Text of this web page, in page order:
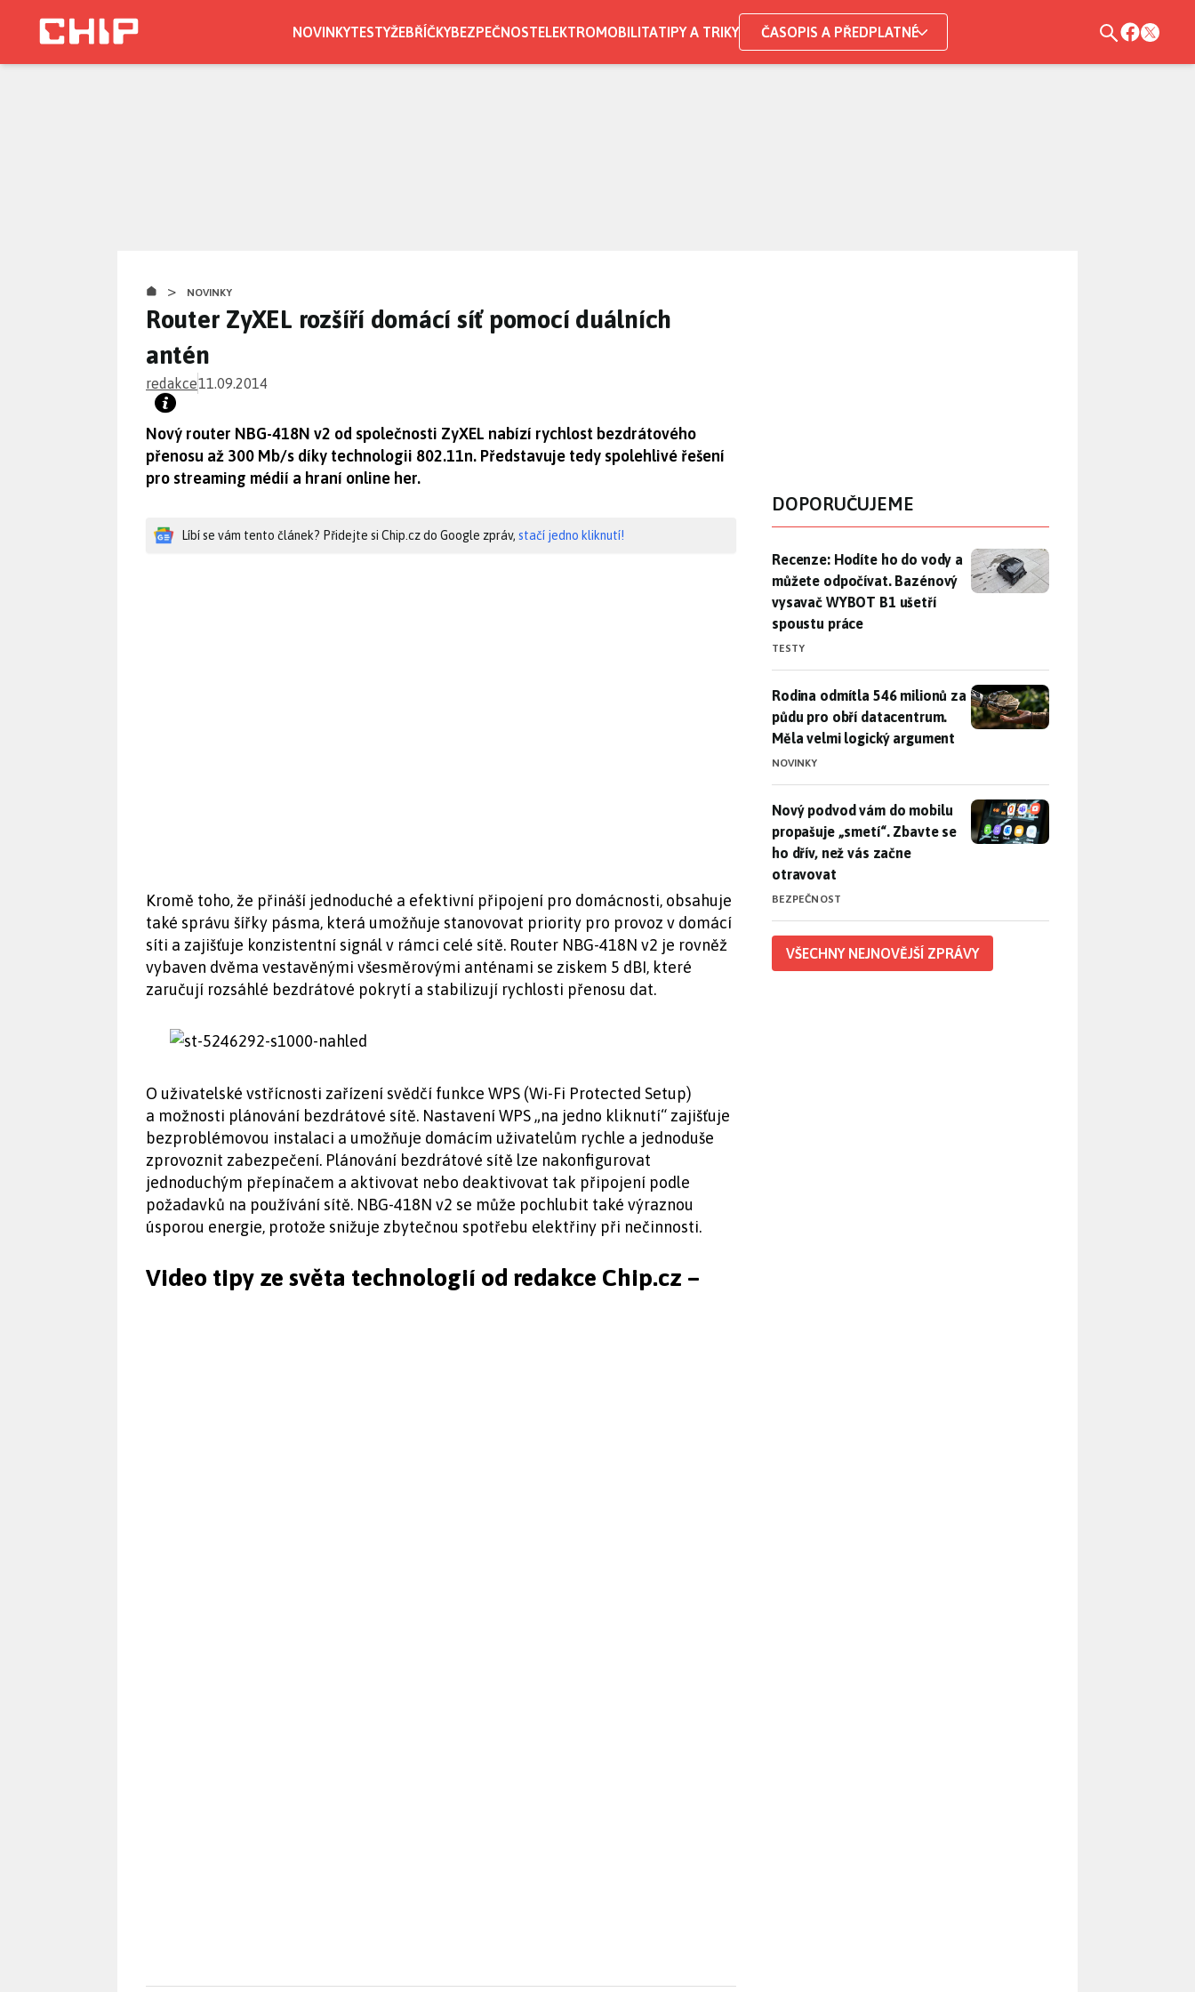
NOVINKYTESTYŽEBŘÍČKYBEZPEČNOSTELEKTROMOBILITATIPY A TRIKY ČASOPIS A PŘEDPLATNÉ
> NOVINKY
Router ZyXEL rozšíří domácí síť pomocí duálních
antén
redakce11.09.2014
Nový router NBG-418N v2 od společnosti ZyXEL nabízí rychlost bezdrátového
přenosu až 300 Mb/s díky technologii 802.11n. Představuje tedy spolehlivé řešení
pro streaming médií a hraní online her.
Líbí se vám tento článek? Přidejte si Chip.cz do Google zpráv, stačí jedno kliknutí!
Kromě toho, že přináší jednoduché a efektivní připojení pro domácnosti, obsahuje
také správu šířky pásma, která umožňuje stanovovat priority pro provoz v domácí
síti a zajišťuje konzistentní signál v rámci celé sítě. Router NBG-418N v2 je rovněž
vybaven dvěma vestavěnými všesměrovými anténami se ziskem 5 dBI, které
zaručují rozsáhlé bezdrátové pokrytí a stabilizují rychlosti přenosu dat.
O uživatelské vstřícnosti zařízení svědčí funkce WPS (Wi-Fi Protected Setup)
a možnosti plánování bezdrátové sítě. Nastavení WPS „na jedno kliknutí“ zajišťuje
bezproblémovou instalaci a umožňuje domácím uživatelům rychle a jednoduše
zprovoznit zabezpečení. Plánování bezdrátové sítě lze nakonfigurovat
jednoduchým přepínačem a aktivovat nebo deaktivovat tak připojení podle
požadavků na používání sítě. NBG-418N v2 se může pochlubit také výraznou
úsporou energie, protože snižuje zbytečnou spotřebu elektřiny při nečinnosti.
Video tipy ze světa technologií od redakce Chip.cz –
DOPORUČUJEME
Recenze: Hodíte ho do vody a můžete odpočívat. Bazénový
Recenze: Hodíte ho do vody a
můžete odpočívat. Bazénový
vysavač WYBOT B1 ušetří
spoustu práce
TESTY
Rodina odmítla 546 milionů za půdu pro obří datacentrum. Měla
Rodina odmítla 546 milionů za
půdu pro obří datacentrum.
Měla velmi logický argument
NOVINKY
Nový podvod vám do mobilu propašuje „smetí“. Zbavte se ho dřív,
Nový podvod vám do mobilu
propašuje „smetí“. Zbavte se
ho dřív, než vás začne
otravovat
BEZPEČNOST
VŠECHNY NEJNOVĚJŠÍ ZPRÁVY